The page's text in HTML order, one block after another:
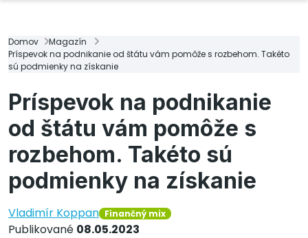
Domov
Magazín
Príspevok na podnikanie od štátu vám pomôže s rozbehom. Takéto
sú podmienky na získanie
Príspevok na podnikanie
od štátu vám pomôže s
rozbehom. Takéto sú
podmienky na získanie
Vladimír Koppan Finančný mix
Publikované 08.05.2023